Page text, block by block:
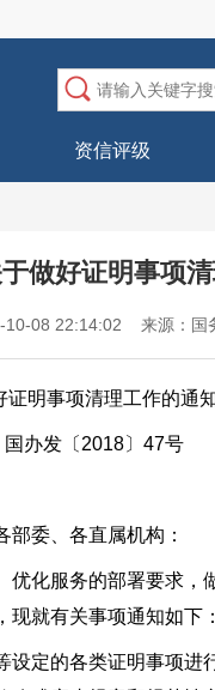
资信评级
做好证明事项
10-08 22:14:02 来源：
证明事项清理工作的通
国办发〔2018〕47号
委、各直属机构：
优化服务的部署要求
就有关事项通知如下：
定的各类证明事项进